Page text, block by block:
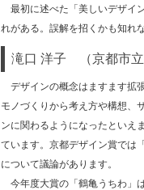
最初に述べた「美しいデザイ
れがある。誤解を招くかも知れ
滝口 洋子 （京都市立
デザインの概念はますます拡
モノづくりから考え方や構想、
ンに関わるようになったといえ
ています。京都デザイン賞では
について議論があります。
今年度大賞の「鶴亀うちわ」